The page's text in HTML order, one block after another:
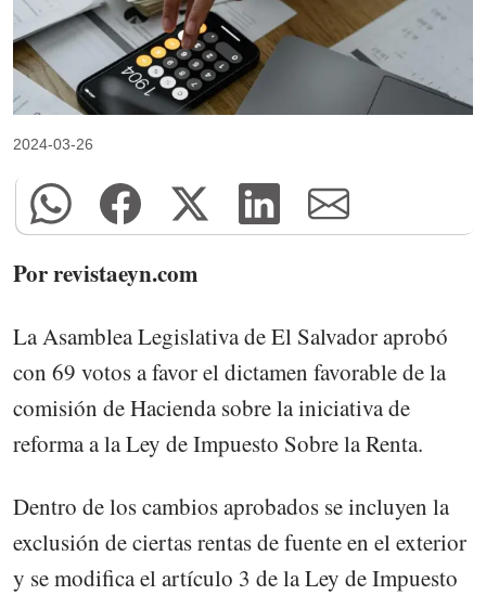
2024-03-26
Por revistaeyn.com
La Asamblea Legislativa de El Salvador aprobó
con 69 votos a favor el dictamen favorable de la
comisión de Hacienda sobre la iniciativa de
reforma a la Ley de Impuesto Sobre la Renta.
Dentro de los cambios aprobados se incluyen la
exclusión de ciertas rentas de fuente en el exterior
y se modifica el artículo 3 de la Ley de Impuesto